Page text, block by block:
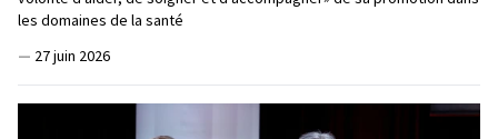
les domaines de la santé
— 27 juin 2026